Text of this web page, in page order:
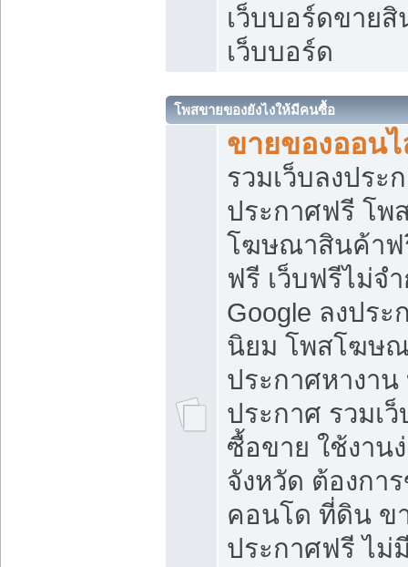
เว็บบอร์ดขาย
เว็บบอร์ด
โพสขายของยังไงให้มีคนซื้อ
ขายของออน
รวมเว็บลงประ
ประกาศฟรี โพ
โฆษณาสินค้าฟ
ฟรี เว็บฟรีไม่จ
Google ลงปร
นิยม โพสโฆษ
ประกาศหางาน
ประกาศ รวมเ
ซื้อขาย ใช้งาน
จังหวัด ต้องกา
คอนโด ที่ดิน ข
ประกาศฟรี ไม่